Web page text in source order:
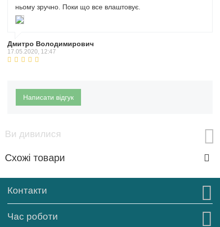
ньому зручно. Поки що все влаштовує.
Дмитро Володимирович
17.05.2020, 12:47
Написати відгук
Ви дивилися
Схожі товари
Контакти
Час роботи